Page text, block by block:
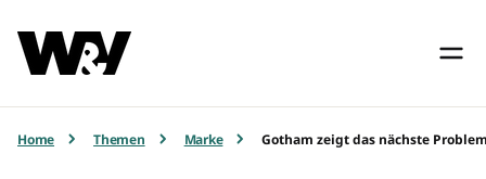
Home Themen Marke Gotham zeigt das nächste